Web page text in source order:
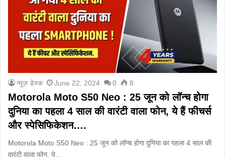
न्यूज़ डेस्क June 22, 2024 0 8
Motorola Moto S50 Neo : 25 जून को लॉन्च होगा
दुनिया का पहला 4 साल की वारंटी वाला फोन, ये हैं फीचर्स
और स्पेसिफिकेशन….
Motorola Moto S50 Neo : 25 जून को लॉन्च होगा दुनिया का पहला 4 साल की
वारंटी वाला फोन, ये…